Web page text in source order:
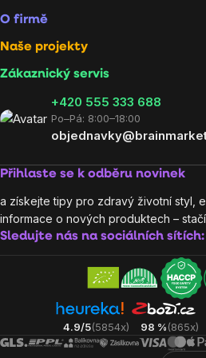
O firmě
Naše projekty
Zákaznický servis
‭+420 555 333 688
Po–Pá: 8:00–18:00
Přihlaste se k odběru novinek
a získejte tipy pro zdravý životní styl,
informace o nových produktech –
Sledujte nás na sociálních sítích:
4.9/5(5854x) 98 %(865x)